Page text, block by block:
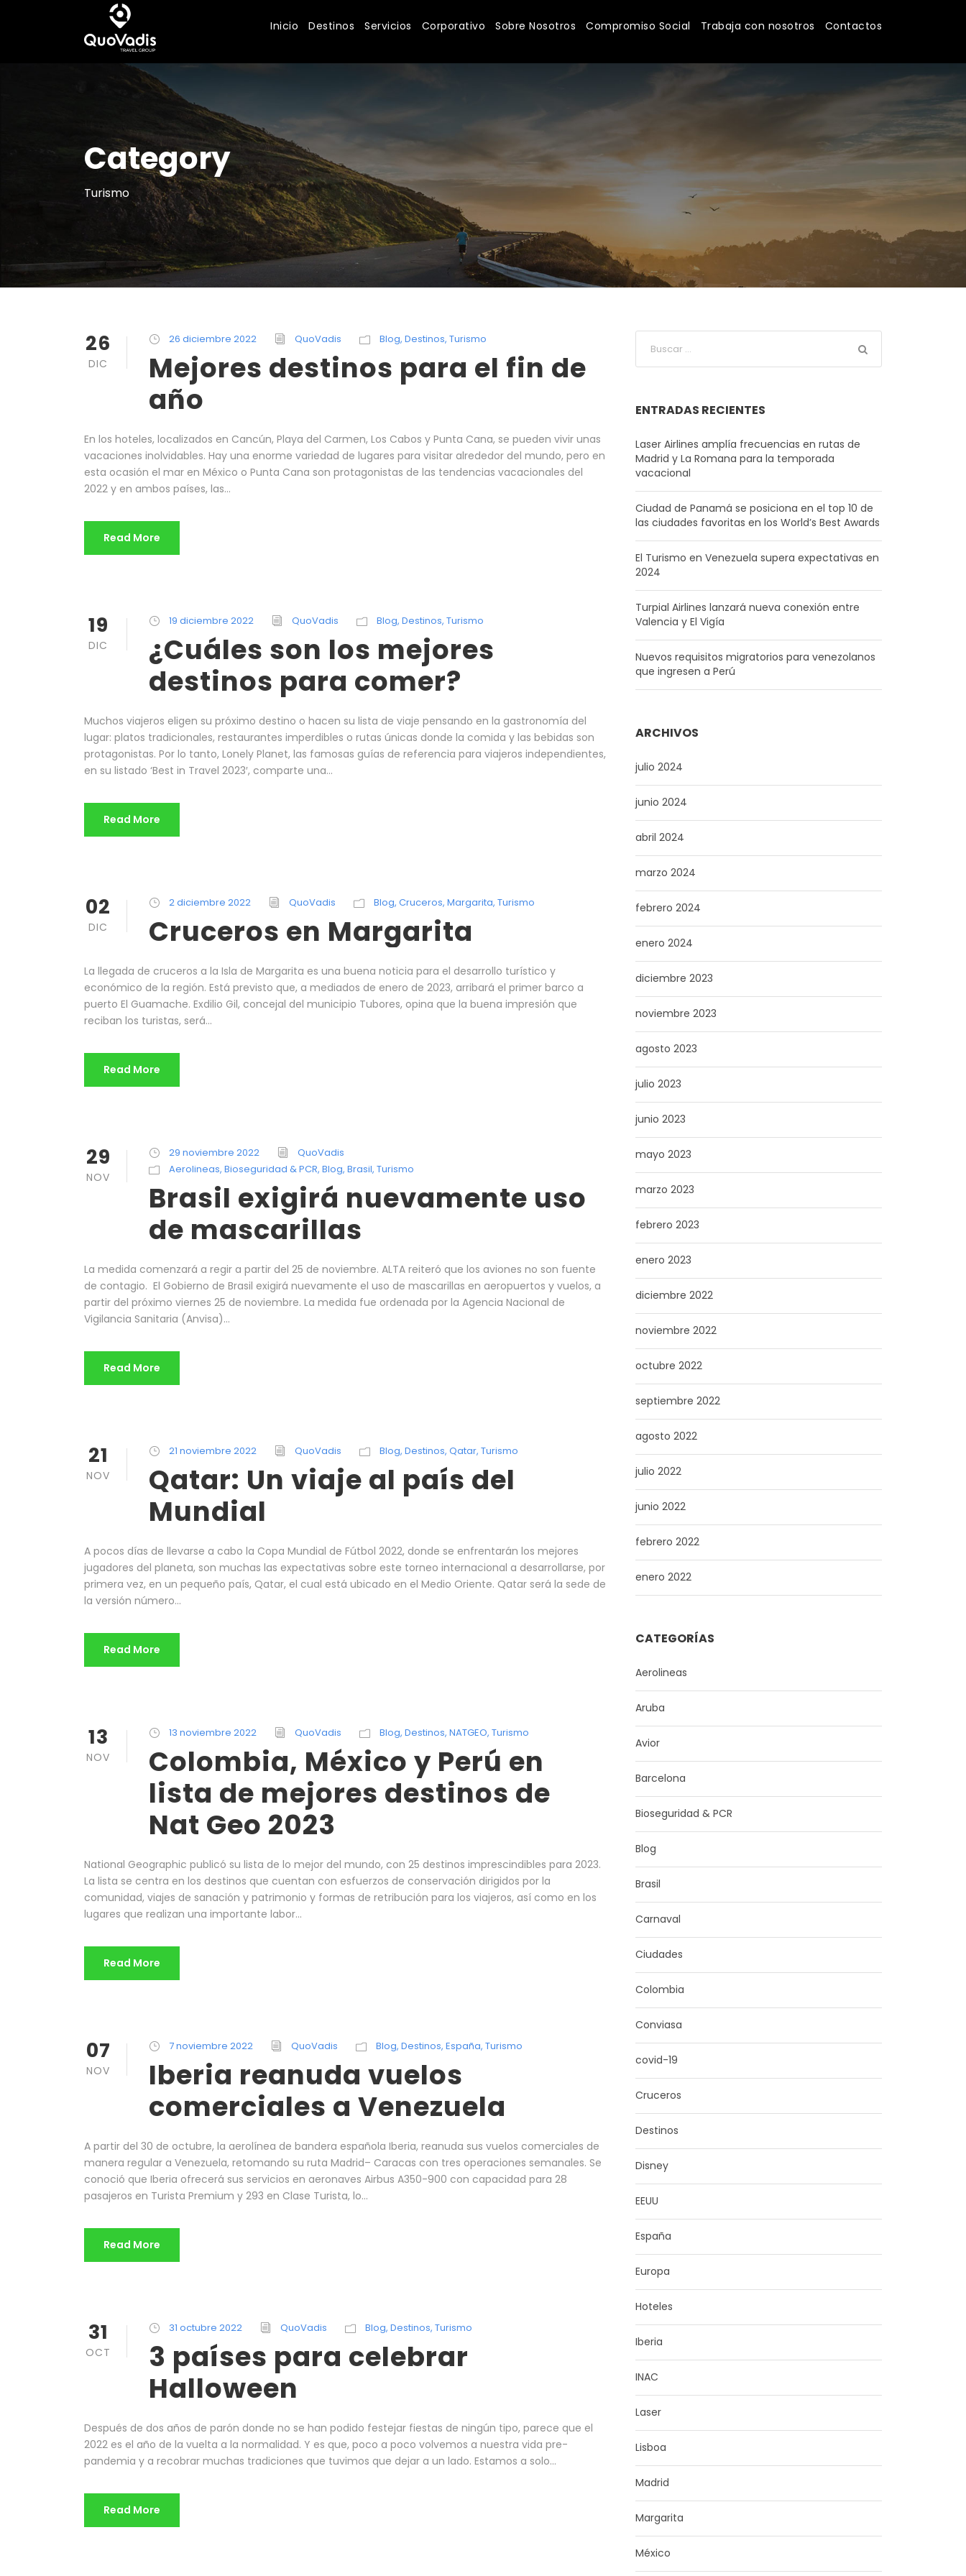
Inicio Destinos Servicios Corporativo Sobre Nosotros Compromiso Social Trabaja con nosotros Contactos
Category
Turismo
26
DIC
26 diciembre 2022 QuoVadis Blog, Destinos, Turismo
Mejores destinos para el fin de
año
En los hoteles, localizados en Cancún, Playa del Carmen, Los Cabos y Punta Cana, se pueden vivir unas
vacaciones inolvidables. Hay una enorme variedad de lugares para visitar alrededor del mundo, pero en
esta ocasión el mar en México o Punta Cana son protagonistas de las tendencias vacacionales del
2022 y en ambos países, las...
Read More
19
DIC
19 diciembre 2022 QuoVadis Blog, Destinos, Turismo
¿Cuáles son los mejores
destinos para comer?
Muchos viajeros eligen su próximo destino o hacen su lista de viaje pensando en la gastronomía del
lugar: platos tradicionales, restaurantes imperdibles o rutas únicas donde la comida y las bebidas son
protagonistas. Por lo tanto, Lonely Planet, las famosas guías de referencia para viajeros independientes,
en su listado ‘Best in Travel 2023′, comparte una...
Read More
02
DIC
2 diciembre 2022 QuoVadis Blog, Cruceros, Margarita, Turismo
Cruceros en Margarita
La llegada de cruceros a la Isla de Margarita es una buena noticia para el desarrollo turístico y
económico de la región. Está previsto que, a mediados de enero de 2023, arribará el primer barco a
puerto El Guamache. Exdilio Gil, concejal del municipio Tubores, opina que la buena impresión que
reciban los turistas, será...
Read More
29
NOV
29 noviembre 2022
QuoVadis
Aerolineas, Bioseguridad & PCR, Blog, Brasil, Turismo
Brasil exigirá nuevamente uso
de mascarillas
La medida comenzará a regir a partir del 25 de noviembre. ALTA reiteró que los aviones no son fuente
de contagio. El Gobierno de Brasil exigirá nuevamente el uso de mascarillas en aeropuertos y vuelos, a
partir del próximo viernes 25 de noviembre. La medida fue ordenada por la Agencia Nacional de
Vigilancia Sanitaria (Anvisa)...
Read More
21
NOV
21 noviembre 2022 QuoVadis Blog, Destinos, Qatar, Turismo
Qatar: Un viaje al país del
Mundial
A pocos días de llevarse a cabo la Copa Mundial de Fútbol 2022, donde se enfrentarán los mejores
jugadores del planeta, son muchas las expectativas sobre este torneo internacional a desarrollarse, por
primera vez, en un pequeño país, Qatar, el cual está ubicado en el Medio Oriente. Qatar será la sede de
la versión número...
Read More
13
NOV
13 noviembre 2022 QuoVadis Blog, Destinos, NATGEO, Turismo
Colombia, México y Perú en
lista de mejores destinos de
Nat Geo 2023
National Geographic publicó su lista de lo mejor del mundo, con 25 destinos imprescindibles para 2023.
La lista se centra en los destinos que cuentan con esfuerzos de conservación dirigidos por la
comunidad, viajes de sanación y patrimonio y formas de retribución para los viajeros, así como en los
lugares que realizan una importante labor...
Read More
07
NOV
7 noviembre 2022 QuoVadis Blog, Destinos, España, Turismo
Iberia reanuda vuelos
comerciales a Venezuela
A partir del 30 de octubre, la aerolínea de bandera española Iberia, reanuda sus vuelos comerciales de
manera regular a Venezuela, retomando su ruta Madrid– Caracas con tres operaciones semanales. Se
conoció que Iberia ofrecerá sus servicios en aeronaves Airbus A350-900 con capacidad para 28
pasajeros en Turista Premium y 293 en Clase Turista, lo...
Read More
31
OCT
31 octubre 2022 QuoVadis Blog, Destinos, Turismo
3 países para celebrar
Halloween
Después de dos años de parón donde no se han podido festejar fiestas de ningún tipo, parece que el
2022 es el año de la vuelta a la normalidad. Y es que, poco a poco volvemos a nuestra vida pre-
pandemia y a recobrar muchas tradiciones que tuvimos que dejar a un lado. Estamos a solo...
Read More
ENTRADAS RECIENTES
Laser Airlines amplía frecuencias en rutas de
Madrid y La Romana para la temporada
vacacional
Ciudad de Panamá se posiciona en el top 10 de
las ciudades favoritas en los World’s Best Awards
El Turismo en Venezuela supera expectativas en
2024
Turpial Airlines lanzará nueva conexión entre
Valencia y El Vigía
Nuevos requisitos migratorios para venezolanos
que ingresen a Perú
ARCHIVOS
julio 2024
junio 2024
abril 2024
marzo 2024
febrero 2024
enero 2024
diciembre 2023
noviembre 2023
agosto 2023
julio 2023
junio 2023
mayo 2023
marzo 2023
febrero 2023
enero 2023
diciembre 2022
noviembre 2022
octubre 2022
septiembre 2022
agosto 2022
julio 2022
junio 2022
febrero 2022
enero 2022
CATEGORÍAS
Aerolineas
Aruba
Avior
Barcelona
Bioseguridad & PCR
Blog
Brasil
Carnaval
Ciudades
Colombia
Conviasa
covid-19
Cruceros
Destinos
Disney
EEUU
España
Europa
Hoteles
Iberia
INAC
Laser
Lisboa
Madrid
Margarita
México